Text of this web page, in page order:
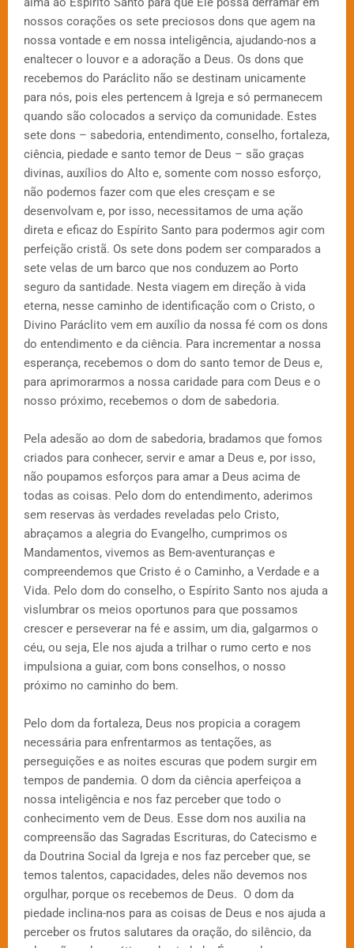
nossos corações os sete preciosos dons que agem na
nossa vontade e em nossa inteligência, ajudando-nos a
enaltecer o louvor e a adoração a Deus. Os dons que
recebemos do Paráclito não se destinam unicamente
para nós, pois eles pertencem à Igreja e só permanecem
quando são colocados a serviço da comunidade. Estes
sete dons – sabedoria, entendimento, conselho, fortaleza,
ciência, piedade e santo temor de Deus – são graças
divinas, auxílios do Alto e, somente com nosso esforço,
não podemos fazer com que eles cresçam e se
desenvolvam e, por isso, necessitamos de uma ação
direta e eficaz do Espírito Santo para podermos agir com
perfeição cristã. Os sete dons podem ser comparados a
sete velas de um barco que nos conduzem ao Porto
seguro da santidade. Nesta viagem em direção à vida
eterna, nesse caminho de identificação com o Cristo, o
Divino Paráclito vem em auxílio da nossa fé com os dons
do entendimento e da ciência. Para incrementar a nossa
esperança, recebemos o dom do santo temor de Deus e,
para aprimorarmos a nossa caridade para com Deus e o
nosso próximo, recebemos o dom de sabedoria.
Pela adesão ao dom de sabedoria, bradamos que fomos
criados para conhecer, servir e amar a Deus e, por isso,
não poupamos esforços para amar a Deus acima de
todas as coisas. Pelo dom do entendimento, aderimos
sem reservas às verdades reveladas pelo Cristo,
abraçamos a alegria do Evangelho, cumprimos os
Mandamentos, vivemos as Bem-aventuranças e
compreendemos que Cristo é o Caminho, a Verdade e a
Vida. Pelo dom do conselho, o Espírito Santo nos ajuda a
vislumbrar os meios oportunos para que possamos
crescer e perseverar na fé e assim, um dia, galgarmos o
céu, ou seja, Ele nos ajuda a trilhar o rumo certo e nos
impulsiona a guiar, com bons conselhos, o nosso
próximo no caminho do bem.
Pelo dom da fortaleza, Deus nos propicia a coragem
necessária para enfrentarmos as tentações, as
perseguições e as noites escuras que podem surgir em
tempos de pandemia. O dom da ciência aperfeiçoa a
nossa inteligência e nos faz perceber que todo o
conhecimento vem de Deus. Esse dom nos auxilia na
compreensão das Sagradas Escrituras, do Catecismo e
da Doutrina Social da Igreja e nos faz perceber que, se
temos talentos, capacidades, deles não devemos nos
orgulhar, porque os recebemos de Deus. O dom da
piedade inclina-nos para as coisas de Deus e nos ajuda a
perceber os frutos salutares da oração, do silêncio, da